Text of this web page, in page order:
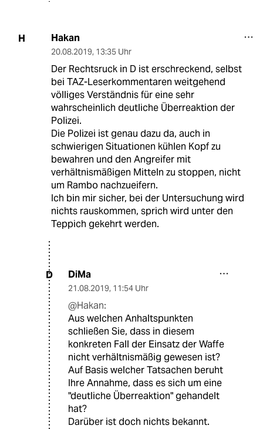
H Hakan
20.08.2019, 13:35 Uhr
Der Rechtsruck in D ist erschreckend, selbst
bei TAZ-Leserkommentaren weitgehend
völliges Verständnis für eine sehr
wahrscheinlich deutliche Überreaktion der
Polizei.
Die Polizei ist genau dazu da, auch in
schwierigen Situationen kühlen Kopf zu
bewahren und den Angreifer mit
verhältnismäßigen Mitteln zu stoppen, nicht
um Rambo nachzueifern.
Ich bin mir sicher, bei der Untersuchung wird
nichts rauskommen, sprich wird unter den
Teppich gekehrt werden.
D DiMa
21.08.2019, 11:54 Uhr
@Hakan:
Aus welchen Anhaltspunkten
schließen Sie, dass in diesem
konkreten Fall der Einsatz der Waffe
nicht verhältnismäßig gewesen ist?
Auf Basis welcher Tatsachen beruht
Ihre Annahme, dass es sich um eine
"deutliche Überreaktion" gehandelt
hat?
Darüber ist doch nichts bekannt.